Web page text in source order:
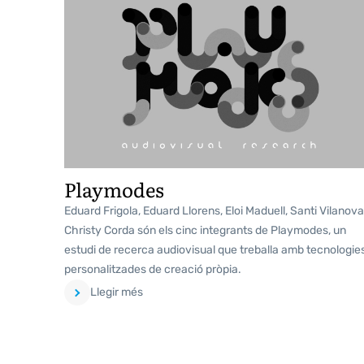
Playmodes
Eduard Frigola, Eduard Llorens, Eloi Maduell, Santi
Christy Corda són els cinc integrants de Playmodes, un
estudi de recerca audiovisual que treballa amb
personalitzades de creació pròpia.
Llegir més